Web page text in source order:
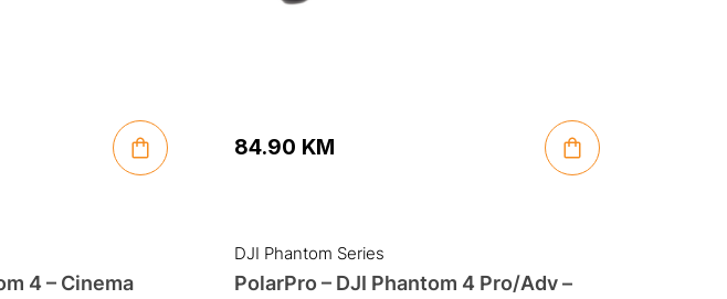
84.90 KM
DJI Phantom Series
PolarPro – DJI Phantom 4 Pro/Adv –